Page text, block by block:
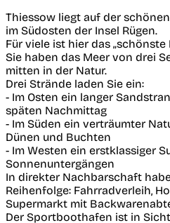
Thiessow liegt auf der
im Südosten der Insel Rügen.
Für viele ist hier das „schönste
Sie haben das Meer von drei
mitten in der Natur.
Drei Strände laden Sie ein:
- Im Osten ein langer
späten Nachmittag
- Im Süden ein verträumter
Dünen und Buchten
- Im Westen ein erstklassiger
Sonnenuntergängen
In direkter Nachbarschaft
Reihenfolge: Fahrradverleih,
Supermarkt mit
Der Sportboothafen ist in